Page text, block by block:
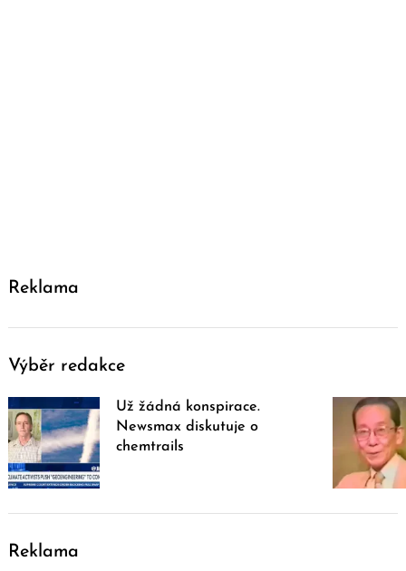
Reklama
Výběr redakce
Už žádná konspirace.
Newsmax diskutuje o
chemtrails
Reklama